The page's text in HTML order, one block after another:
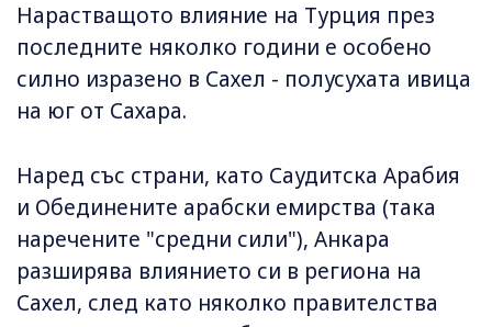
Нарастващото влияние на Турция през
последните няколко години е особено
силно изразено в Сахел - полусухата ивица
на юг от Сахара.
Наред със страни, като Саудитска Арабия
и Обединените арабски емирства (така
наречените "средни сили"), Анкара
разширява влиянието си в региона на
Сахел, след като няколко правителства